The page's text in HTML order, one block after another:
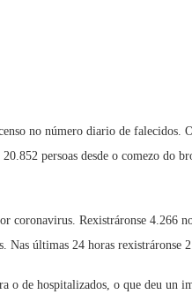
no número diario de
persoas desde o comezo do
coronavirus. Rexistráronse
Nas últimas 24 horas rexistráronse
o de hospitalizados, o que deu un